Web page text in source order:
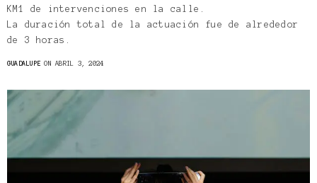
KM1 de intervenciones en la calle.
La duración total de la actuación fue de alrededor
de 3 horas.
GUADALUPE ON ABRIL 3, 2024